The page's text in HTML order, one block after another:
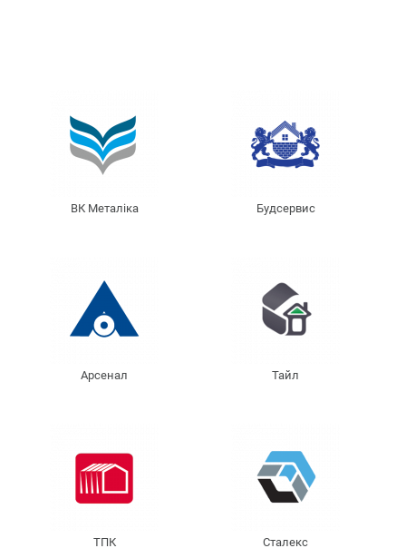
ВК Металіка Будсервис
Арсенал Тайл
ТПК Сталекс